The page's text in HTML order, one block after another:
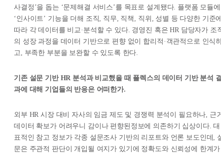
사결정’을 돕는 ‘문제해결 서비스’를 목표로 설계됐다. 플랫폼 모듈에
‘인사이트’ 기능을 더해 조직, 직무, 직책, 직위, 성별 등 다양한 기준
따라 각 데이터를 비교·분석할 수 있다. 경영진 혹은 HR 담당자가 조
의 성장 과정을 데이터 기반으로 편향 없이 합리적·객관적으로 인식
고, 부족한 부분을 보완할 수 있도록 한다.
기존 설문 기반 HR 분석과 비교했을 때 플렉스의 데이터 기반 분석
과에 대해 기업들의 반응은 어떠한가.
외부 HR 시장 대비 자사의 임금 제도 및 경쟁력 분석이 필요하나, 근
데이터 확보가 어려우니 감이나 편향된정보에 의존하기 십상이다. 대
표적인 참고 정보가 각종 설문조사 기반의 리포트와 언론 보도인데,
문은 주관적 판단이 개입될 여지가 있기에 정확도와 신뢰성에 한계가